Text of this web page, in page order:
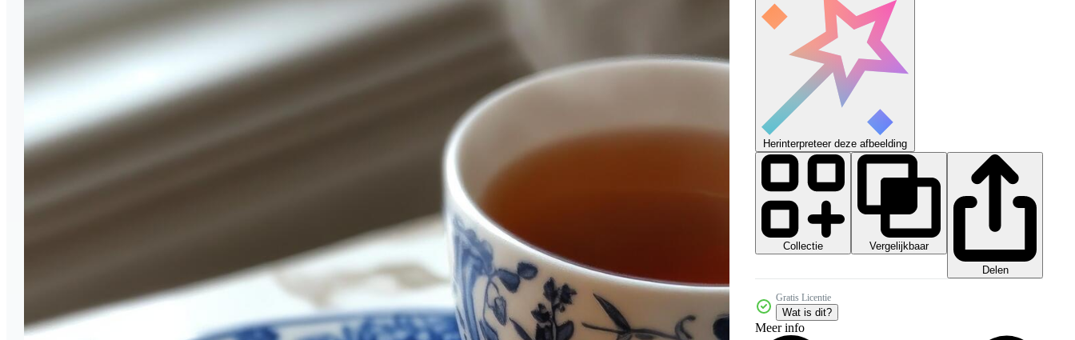
Herinterpreteer deze afbeelding
Collectie
Vergelijkbaar
Delen
Gratis Licentie
Wat is dit?
Meer info